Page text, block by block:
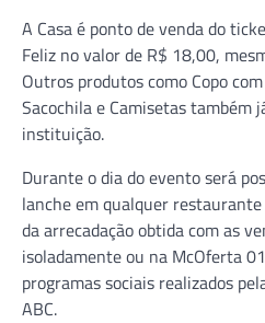
A Casa é ponto de venda do
Feliz no valor de R$ 18,00,
Outros produtos como Copo
Sacochila e Camisetas também
instituição.
Durante o dia do evento será
lanche em qualquer restaurante
da arrecadação obtida com as
isoladamente ou na McOferta
programas sociais realizados
ABC.